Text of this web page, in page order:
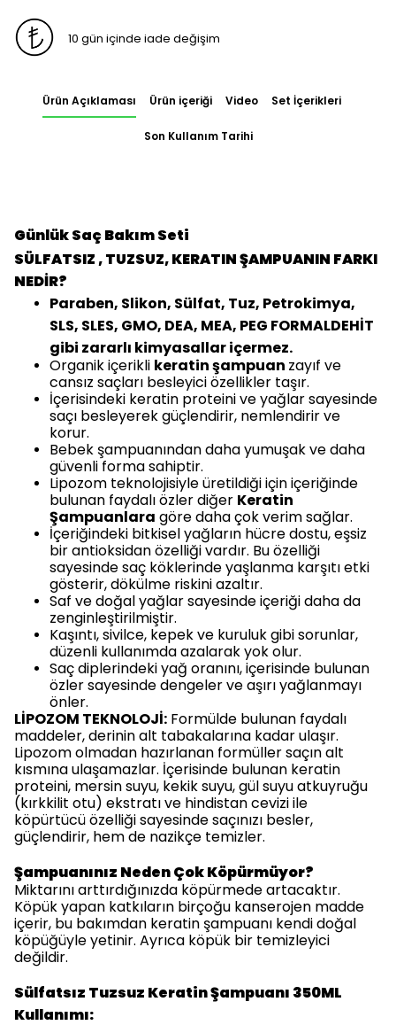
10 gün içinde iade değişim
Ürün Açıklaması Ürün içeriği Video Set İçerikleri
Son Kullanım Tarihi
Günlük Saç Bakım Seti
SÜLFATSIZ , TUZSUZ, KERATIN ŞAMPUANIN FARKI
NEDİR?
Paraben, Slikon, Sülfat, Tuz, Petrokimya,
SLS, SLES, GMO, DEA, MEA, PEG FORMALDEHİT
gibi zararlı kimyasallar içermez.
Organik içerikli keratin şampuan zayıf ve
cansız saçları besleyici özellikler taşır.
İçerisindeki keratin proteini ve yağlar sayesinde
saçı besleyerek güçlendirir, nemlendirir ve
korur.
Bebek şampuanından daha yumuşak ve daha
güvenli forma sahiptir.
Lipozom teknolojisiyle üretildiği için içeriğinde
bulunan faydalı özler diğer Keratin
Şampuanlara göre daha çok verim sağlar.
İçeriğindeki bitkisel yağların hücre dostu, eşsiz
bir antioksidan özelliği vardır. Bu özelliği
sayesinde saç köklerinde yaşlanma karşıtı etki
gösterir, dökülme riskini azaltır.
Saf ve doğal yağlar sayesinde içeriği daha da
zenginleştirilmiştir.
Kaşıntı, sivilce, kepek ve kuruluk gibi sorunlar,
düzenli kullanımda azalarak yok olur.
Saç diplerindeki yağ oranını, içerisinde bulunan
özler sayesinde dengeler ve aşırı yağlanmayı
önler.
LİPOZOM TEKNOLOJİ: Formülde bulunan faydalı
maddeler, derinin alt tabakalarına kadar ulaşır.
Lipozom olmadan hazırlanan formüller saçın alt
kısmına ulaşamazlar. İçerisinde bulunan keratin
proteini, mersin suyu, kekik suyu, gül suyu atkuyruğu
(kırkkilit otu) ekstratı ve hindistan cevizi ile
köpürtücü özelliği sayesinde saçınızı besler,
güçlendirir, hem de nazikçe temizler.
Şampuanınız Neden Çok Köpürmüyor?
Miktarını arttırdığınızda köpürmede artacaktır.
Köpük yapan katkıların birçoğu kanserojen madde
içerir, bu bakımdan keratin şampuanı kendi doğal
köpüğüyle yetinir. Ayrıca köpük bir temizleyici
değildir.​
Sülfatsız Tuzsuz Keratin Şampuanı 350ML
Kullanımı: